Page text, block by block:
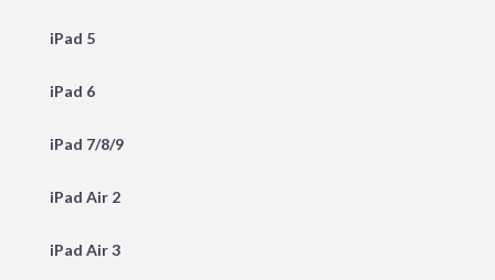
iPad 5
iPad 6
iPad 7/8/9
iPad Air 2
iPad Air 3